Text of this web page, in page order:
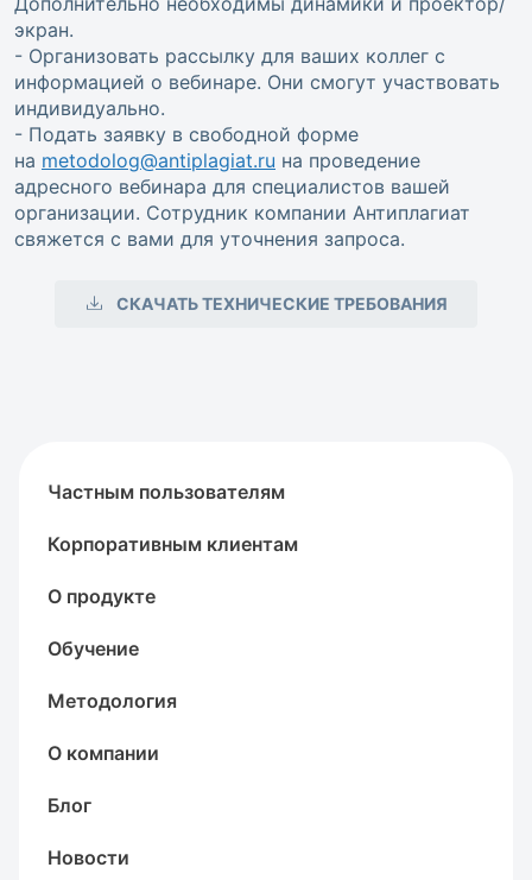
экран.
- Организовать рассылку для ваших коллег с
информацией о вебинаре. Они смогут участвовать
индивидуально.
- Подать заявку в свободной форме
на metodolog@antiplagiat.ru на проведение
адресного вебинара для специалистов вашей
организации. Сотрудник компании Антиплагиат
свяжется с вами для уточнения запроса.
СКАЧАТЬ ТЕХНИЧЕСКИЕ ТРЕБОВАНИЯ
Частным пользователям
Корпоративным клиентам
О продукте
Обучение
Методология
О компании
Блог
Новости